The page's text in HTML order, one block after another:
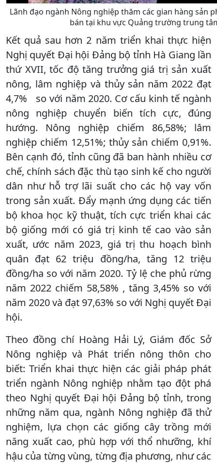
Lãnh đạo ngành Nông nghiệp thăm các gian hàng sản
bán tại khu vực Quảng trường trung
Kết quả sau hơn 2 năm triển khai thực hiện
Nghị quyết Đại hội Đảng bộ tỉnh Hà Giang lần
thứ XVII, tốc độ tăng trưởng giá trị sản xuất
nông, lâm nghiệp và thủy sản năm 2022 đạt
4,7% so với năm 2020. Cơ cấu kinh tế ngành
nông nghiệp chuyển biến tích cực, đúng
hướng. Nông nghiệp chiếm 86,58%; lâm
nghiệp chiếm 12,51%; thủy sản chiếm 0,91%.
Bên cạnh đó, tỉnh cũng đã ban hành nhiều cơ
chế, chính sách đặc thù tạo sinh kế cho người
dân như hỗ trợ lãi suất cho các hộ vay vốn
trong sản xuất. Đẩy mạnh ứng dụng các tiến
bộ khoa học kỹ thuật, tích cực triển khai các
bộ giống mới có giá trị kinh tế cao vào sản
xuất, ước năm 2023, giá trị thu hoạch bình
quân đạt 62 triệu đồng/ha, tăng 12 triệu
đồng/ha so với năm 2020. Tỷ lệ che phủ rừng
năm 2022 chiếm 58,58% , tăng 3,45% so với
năm 2020 và đạt 97,63% so với Nghị quyết Đại
hội.
Theo đồng chí Hoàng Hải Lý, Giám đốc Sở
Nông nghiệp và Phát triển nông thôn cho
biết: Triển khai thực hiện các giải pháp phát
triển ngành Nông nghiệp nhằm tạo đột phá
theo Nghị quyết Đại hội Đảng bộ tỉnh, trong
những năm qua, ngành Nông nghiệp đã thử
nghiệm, lựa chọn các giống cây trồng mới
năng xuất cao, phù hợp với thổ nhưỡng, khí
hậu của từng vùng, từng địa phương, như các